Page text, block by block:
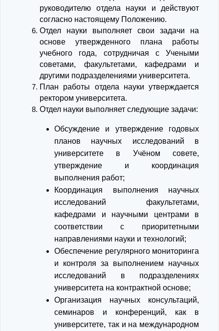
руководителю отдела науки и действуют
согласно настоящему Положению.
Отдел науки выполняет свои задачи на
основе утвержденного плана работы
учебного года, сотрудничая с Учеными
советами, факультетами, кафедрами и
другими подразделениями университета.
План работы отдела науки утверждается
ректором университета.
Отдел науки выполняет следующие задачи:
Обсуждение и утверждение годовых
планов научных исследований в
университете в Учёном совете,
утверждение и координация
выполнения работ;
Координация выполнения научных
исследований факультетами,
кафедрами и научными центрами в
соответствии с приоритетными
направлениями науки и технологий;
Обеспечение регулярного мониторинга
и контроля за выполнением научных
исследований в подразделениях
университета на контрактной основе;
Организация научных консультаций,
семинаров и конференций, как в
университете, так и на международном